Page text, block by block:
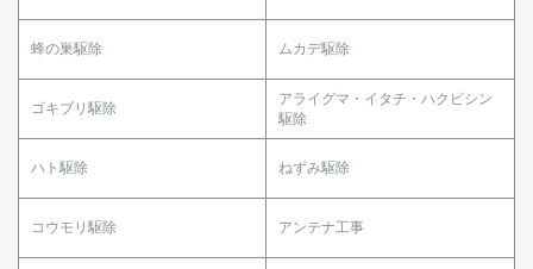
蜂の巣駆除 ムカデ駆除
ゴキブリ駆除
アライグマ・イタチ・ハクビシン
駆除
ハト駆除 ねずみ駆除
コウモリ駆除 アンテナ工事